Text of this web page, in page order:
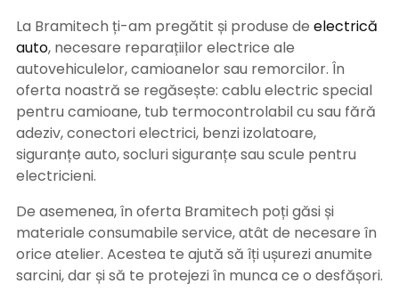
La Bramitech ți-am pregătit și produse de electrică
auto, necesare reparațiilor electrice ale
autovehiculelor, camioanelor sau remorcilor. În
oferta noastră se regăsește: cablu electric special
pentru camioane, tub termocontrolabil cu sau fără
adeziv, conectori electrici, benzi izolatoare,
siguranțe auto, socluri siguranțe sau scule pentru
electricieni.
De asemenea, în oferta Bramitech poți găsi și
materiale consumabile service, atât de necesare în
orice atelier. Acestea te ajută să îți ușurezi anumite
sarcini, dar și să te protejezi în munca ce o desfășori.